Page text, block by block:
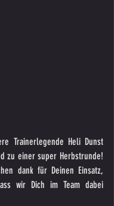
Trainerlegende Heli Dunst
zu einer super Herbstrunde!
dank für Deinen Einsatz,
wir Dich im Team dabei